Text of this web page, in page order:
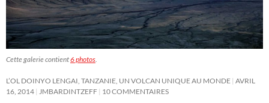
Cette galerie contient6 photos
L’OL DOINYO LENGAI, TANZANIE, UN VOLCAN UNIQUE AU MONDE AVRIL
16, 2014
JMBARDINTZEFF 10 COMMENTAIRES